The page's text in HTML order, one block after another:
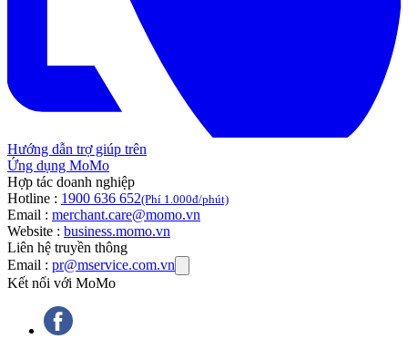
Hướng dẫn trợ giúp trên
Ứng dụng MoMo
Hợp tác doanh nghiệp
Hotline : 1900 636 652(Phí 1.000đ/phút)
Email : merchant.care@momo.vn
Website : business.momo.vn
Liên hệ truyền thông
Email : pr@mservice.com.vn
Kết nối với MoMo